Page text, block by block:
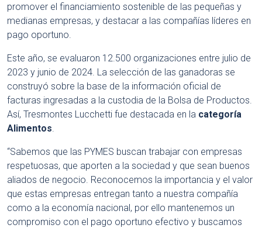
promover el financiamiento sostenible de las pequeñas y
medianas empresas, y destacar a las compañías líderes en
pago oportuno.
Este año, se evaluaron 12.500 organizaciones entre julio de
2023 y junio de 2024. La selección de las ganadoras se
construyó sobre la base de la información oficial de
facturas ingresadas a la custodia de la Bolsa de Productos.
Así, Tresmontes Lucchetti fue destacada en la categoría
Alimentos.
“Sabemos que las PYMES buscan trabajar con empresas
respetuosas, que aporten a la sociedad y que sean buenos
aliados de negocio. Reconocemos la importancia y el valor
que estas empresas entregan tanto a nuestra compañía
como a la economía nacional, por ello mantenemos un
compromiso con el pago oportuno efectivo y buscamos